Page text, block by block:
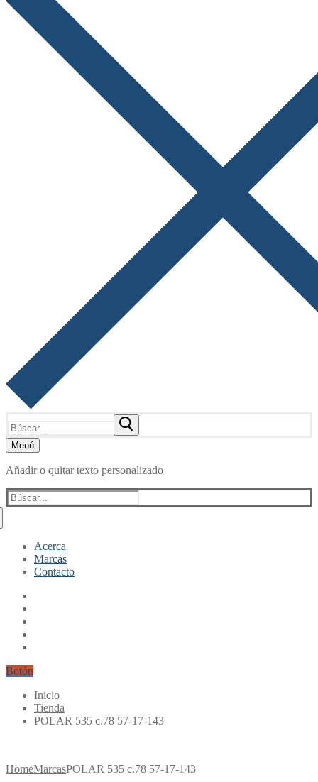
Menú
Añadir o quitar texto personalizado
Buscar:
Acerca
Marcas
Contacto
Botón
Inicio
Tienda
POLAR 535 c.78 57-17-143
HomeMarcasPOLAR 535 c.78 57-17-143